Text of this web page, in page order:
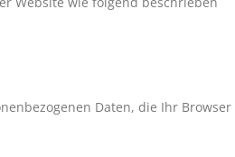
Daten, die Ihr Browser